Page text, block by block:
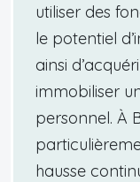
utiliser des
le potentiel
ainsi
immobiliser
personnel. À
hausse